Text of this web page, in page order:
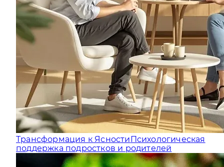
Трансформация к ЯсностиПсихологическая
поддержка подростков и родителей